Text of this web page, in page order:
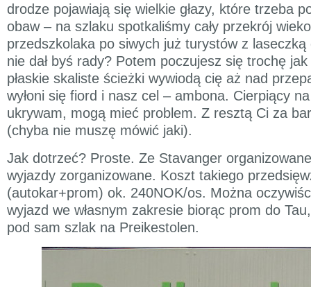
drodze pojawiają się wielkie głazy, które trzeba
obaw – na szlaku spotkaliśmy cały przekrój
przedszkolaka po siwych już turystów z
nie dał byś rady? Potem poczujesz się trochę
płaskie skaliste ścieżki wywiodą cię aż nad
wyłoni się fiord i nasz cel – ambona. Cierpiący
ukrywam, mogą mieć problem. Z resztą Ci za
(chyba nie muszę mówić jaki).
Jak dotrzeć? Proste. Ze Stavanger
wyjazdy zorganizowane. Koszt takiego
(autokar+prom) ok. 240NOK/os. Można
wyjazd we własnym zakresie biorąc prom do
pod sam szlak na Preikestolen.